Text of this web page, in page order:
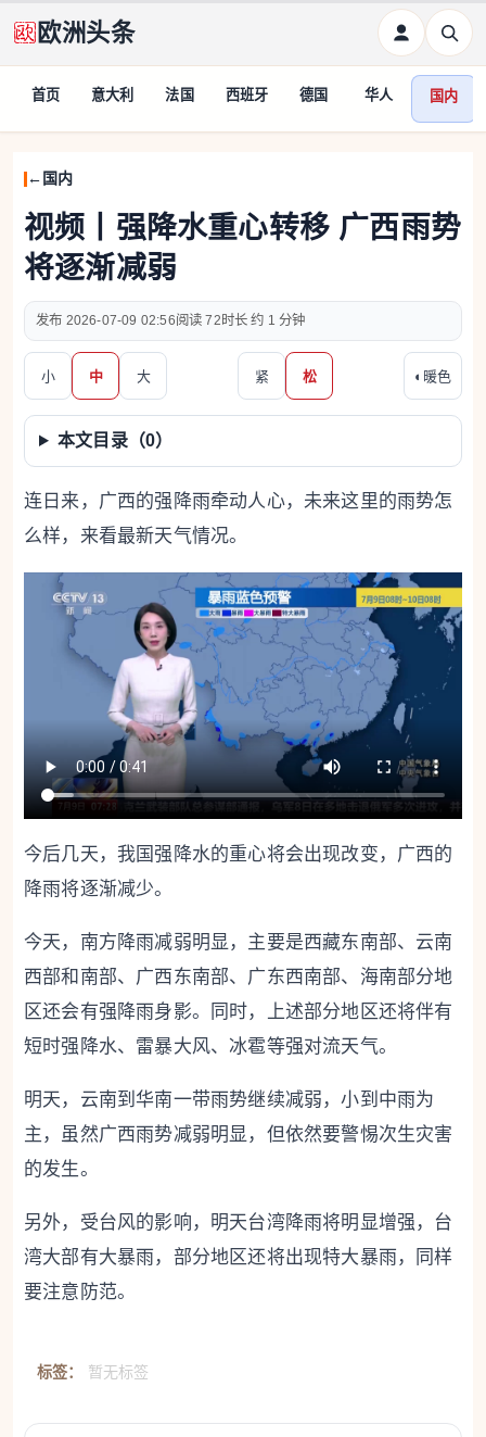
欧洲头条
首页 意大利 法国 西班牙 德国 华人 国内
国内
视频丨强降水重心转移 广西雨势
将逐渐减弱
2026-07-09 02:56 72 约 1 分钟
小 中 大 紧 松 ◐ 暖色
本文目录（0）
连日来，广西的强降雨牵动人心，未来这里的雨势怎
么样，来看最新天气情况。
今后几天，我国强降水的重心将会出现改变，广西的
降雨将逐渐减少。
今天，南方降雨减弱明显，主要是西藏东南部、云南
西部和南部、广西东南部、广东西南部、海南部分地
区还会有强降雨身影。同时，上述部分地区还将伴有
短时强降水、雷暴大风、冰雹等强对流天气。
明天，云南到华南一带雨势继续减弱，小到中雨为
主，虽然广西雨势减弱明显，但依然要警惕次生灾害
的发生。
另外，受台风的影响，明天台湾降雨将明显增强，台
湾大部有大暴雨，部分地区还将出现特大暴雨，同样
要注意防范。
标签： 暂无标签